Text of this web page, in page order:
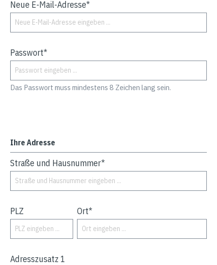
Neue E-Mail-Adresse*
Passwort*
Das Passwort muss mindestens 8 Zeichen lang sein.
Ihre Adresse
Straße und Hausnummer*
PLZ Ort*
Adresszusatz 1